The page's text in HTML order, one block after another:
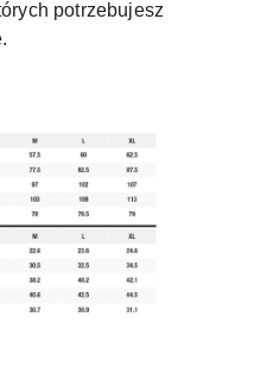
potrzebujesz